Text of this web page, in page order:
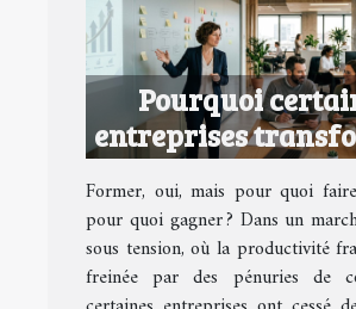
Pourquoi
entreprises
la formation en
Former, oui, mais pour quoi
pour quoi gagner ? Dans un
sous tension, où la productivité
freinée par des pénuries de